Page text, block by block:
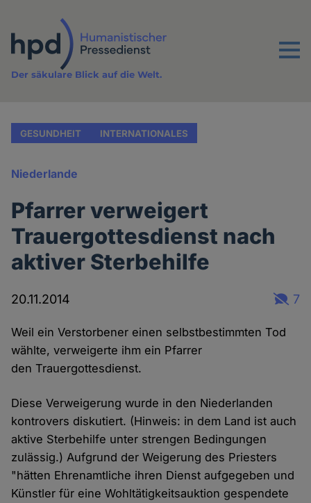
Inhalt
Menu
Der säkulare Blick auf die Welt.
GESUNDHEIT INTERNATIONALES
Niederlande
Pfarrer verweigert
Trauergottesdienst nach
aktiver Sterbehilfe
20.11.2014 7
Weil ein Verstorbener einen selbstbestimmten Tod
wählte, verweigerte ihm ein Pfarrer
den Trauergottesdienst.
Diese Verweigerung wurde in den Niederlanden
kontrovers diskutiert. (Hinweis: in dem Land ist auch
aktive Sterbehilfe unter strengen Bedingungen
zulässig.) Aufgrund der Weigerung des Priesters
"hätten Ehrenamtliche ihren Dienst aufgegeben und
Künstler für eine Wohltätigkeitsauktion gespendete